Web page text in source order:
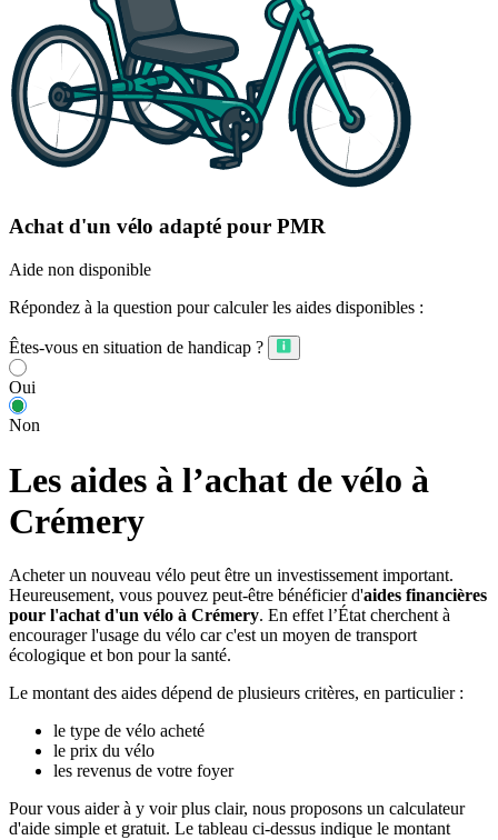
Achat d'un vélo adapté pour PMR
Aide non disponible
Répondez à la question pour calculer les aides disponibles :
Êtes-vous en situation de handicap ?
Oui
Non
Les aides à l’achat de vélo à
Crémery
Acheter un nouveau vélo peut être un investissement important.
Heureusement, vous pouvez peut-être bénéficier d'aides financières
pour l'achat d'un vélo à Crémery. En effet l’État cherchent à
encourager l'usage du vélo car c'est un moyen de transport
écologique et bon pour la santé.
Le montant des aides dépend de plusieurs critères, en particulier :
le type de vélo acheté
le prix du vélo
les revenus de votre foyer
Pour vous aider à y voir plus clair, nous proposons un calculateur
d'aide simple et gratuit. Le tableau ci-dessus indique le montant